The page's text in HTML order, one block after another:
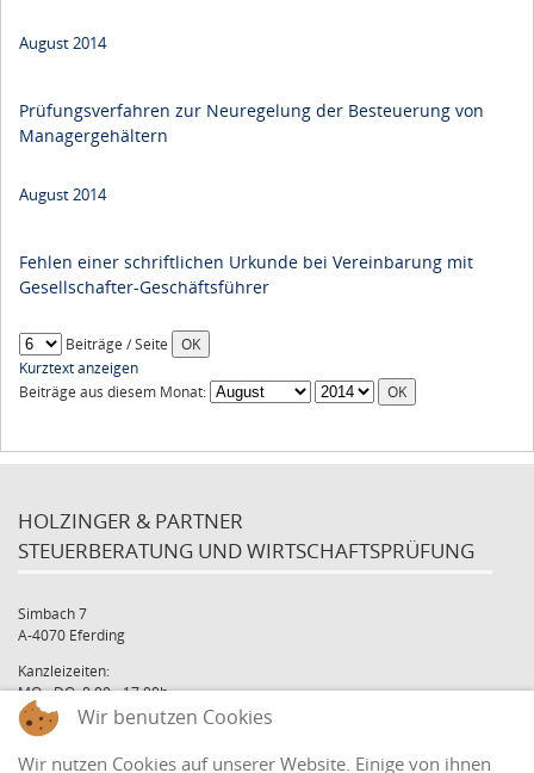
August 2014
Prüfungsverfahren zur Neuregelung der Besteuerung von
Managergehältern
August 2014
Fehlen einer schriftlichen Urkunde bei Vereinbarung mit
Gesellschafter-Geschäftsführer
Beiträge / Seite
Kurztext anzeigen
Beiträge aus diesem Monat:
HOLZINGER & PARTNER
STEUERBERATUNG UND WIRTSCHAFTSPRÜFUNG
Simbach 7
A-4070 Eferding
Kanzleizeiten:
MO - DO: 8:00 - 17:00h
FR: 8:00 - 12:00hWir benutzen Cookies
Wir nutzen Cookies auf unserer Website. Einige von ihnen